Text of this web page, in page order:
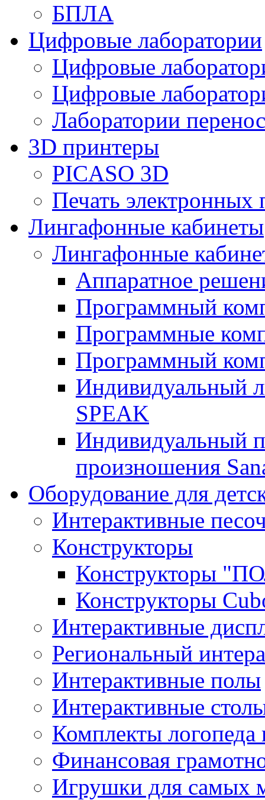
БПЛА
Цифровые лаборатории
Цифровые
Цифровые
Лаборатории
3D принтеры
PICASO 3D
Печать электронных
Лингафонные кабинеты
Лингафонные
Аппаратное
Программный
Программные
Программный
Индивидуальный
SPEAK
Индивидуальный
произношения
Оборудование для
Интерактивные
Конструкторы
Конструкторы
Конструкторы
Интерактивные
Региональный
Интерактивные полы
Интерактивные
Комплекты логопеда
Финансовая
Игрушки для самых